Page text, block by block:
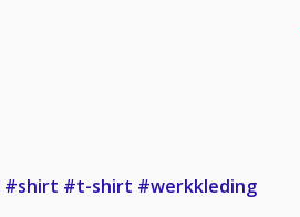
#shirt #t-shirt #werkkleding